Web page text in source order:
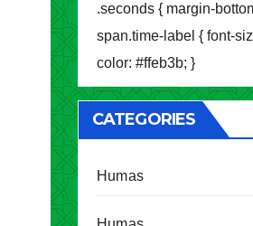
.seconds { margin-
span.time-label { font-
color: #ffeb3b; }
CATEGORIES
Humas